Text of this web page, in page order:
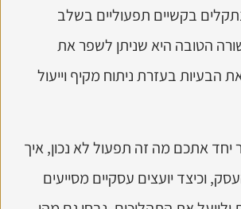
בקשיים תפעוליים בשלב
הטובה היא שניתן לשפר את
הבעיות בעזרת ניתוח מקיף וייעול
אתכם מה זה תפעול לא נכון, איך
וכיצד יועצים עסקיים מסייעים